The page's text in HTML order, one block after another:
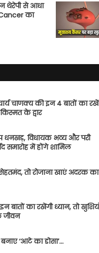
थेरेपी से आधा
का
चाणक्य की इन 4 बातों का रखें
के द्वार
धनखड़, विधायक भव्य और परी
समारोह में होंगे शामिल
तो रोजाना खाएं अदरक का
बातों का रखेंगी ध्यान, तो
जीवन
‘आटे का डोसा’…